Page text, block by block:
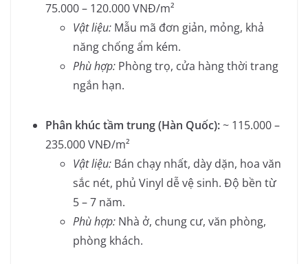
75.000 – 120.000 VNĐ/m²
Vật liệu: Mẫu mã đơn giản, mỏng, khả
năng chống ẩm kém.
Phù hợp: Phòng trọ, cửa hàng thời trang
ngắn hạn.
Phân khúc tầm trung (Hàn Quốc):~ 115.000 –
235.000 VNĐ/m²
Vật liệu: Bán chạy nhất, dày dặn, hoa văn
sắc nét, phủ Vinyl dễ vệ sinh. Độ bền từ
5 – 7 năm.
Phù hợp: Nhà ở, chung cư, văn phòng,
phòng khách.